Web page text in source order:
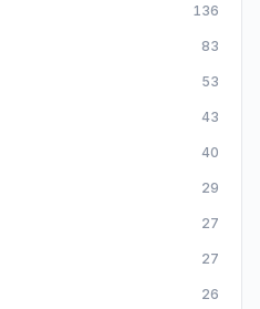
136
83
53
43
40
29
27
27
26